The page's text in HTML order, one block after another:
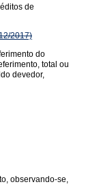
de
2017)
do
total ou
devedor,
observando-se,